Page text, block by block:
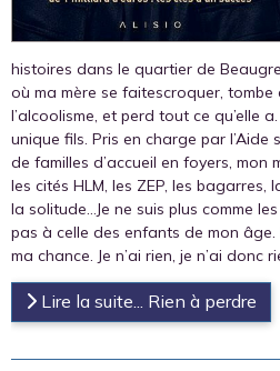
histoires dans le quartier de
où ma mère se faitescroquer, tombe
l’alcoolisme, et perd tout ce qu’elle
unique fils. Pris en charge par l’Aide
de familles d’accueil en foyers, mon
les cités HLM, les ZEP, les bagarres,
la solitude…Je ne suis plus comme
pas à celle des enfants de mon
ma chance. Je n’ai rien, je n’ai donc
Lire la suite... Rien à perdre